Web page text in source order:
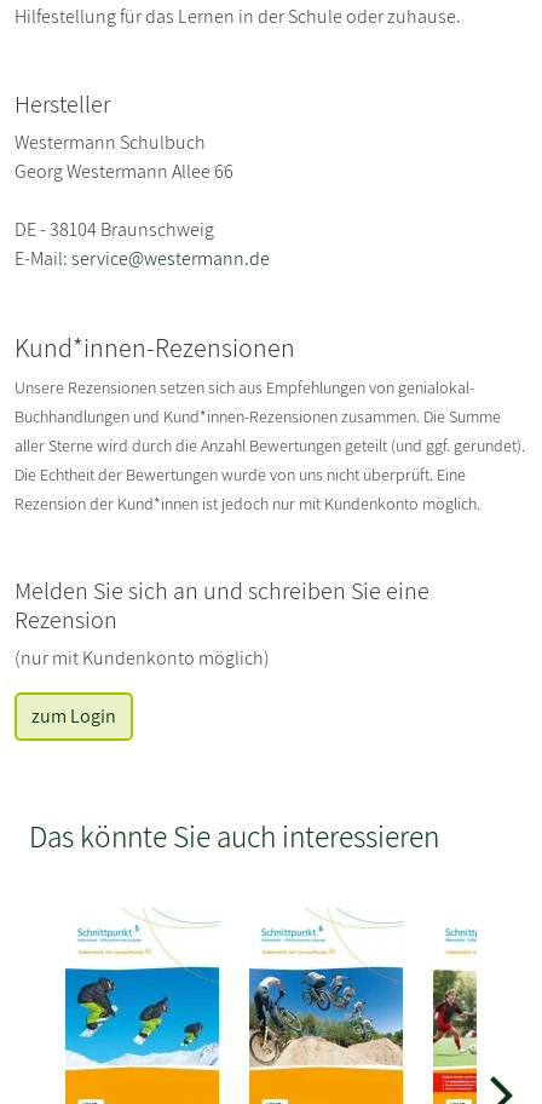
Hilfestellung für das Lernen in der Schule oder zuhause.
Hersteller
Westermann Schulbuch
Georg Westermann Allee 66
DE - 38104 Braunschweig
E-Mail:service@westermann.de
Kund*innen-Rezensionen
Unsere Rezensionen setzen sich aus Empfehlungen von genialokal-
Buchhandlungen und Kund*innen-Rezensionen zusammen. Die Summe
aller Sterne wird durch die Anzahl Bewertungen geteilt (und ggf. gerundet).
Die Echtheit der Bewertungen wurde von uns nicht überprüft. Eine
Rezension der Kund*innen ist jedoch nur mit Kundenkonto möglich.
Melden Sie sich an und schreiben Sie eine
Rezension
(nur mit Kundenkonto möglich)
zum Login
Das könnte Sie auch interessieren